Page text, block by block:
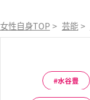
女性自身TOP > 芸能 >
水谷豊